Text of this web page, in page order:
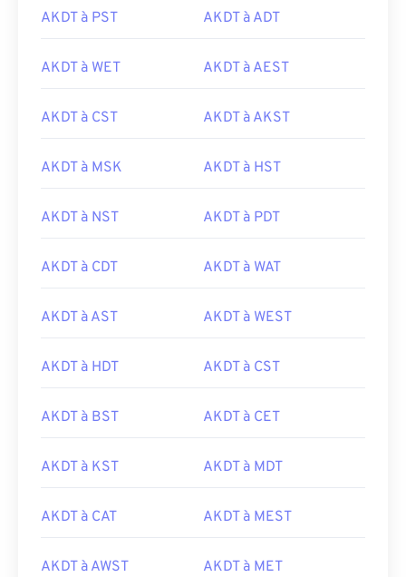
AKDT à PST AKDT à ADT
AKDT à WET AKDT à AEST
AKDT à CST AKDT à AKST
AKDT à MSK AKDT à HST
AKDT à NST AKDT à PDT
AKDT à CDT AKDT à WAT
AKDT à AST AKDT à WEST
AKDT à HDT AKDT à CST
AKDT à BST AKDT à CET
AKDT à KST AKDT à MDT
AKDT à CAT AKDT à MEST
AKDT à AWST AKDT à MET